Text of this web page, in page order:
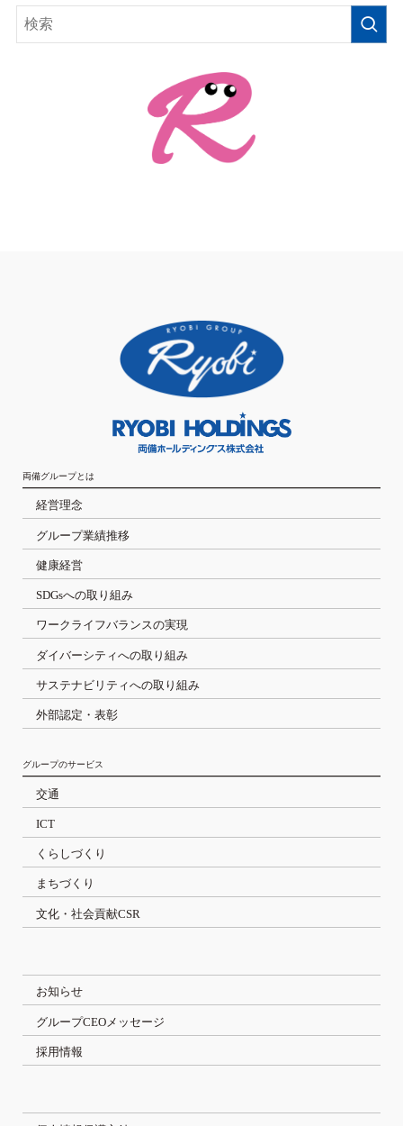
両備グループとは
経営理念
グループ業績推移
健康経営
SDGsへの取り組み
ワークライフバランスの実現
ダイバーシティへの取り組み
サステナビリティへの取り組み
外部認定・表彰
グループのサービス
交通
ICT
くらしづくり
まちづくり
文化・社会貢献CSR
お知らせ
グループCEOメッセージ
採用情報